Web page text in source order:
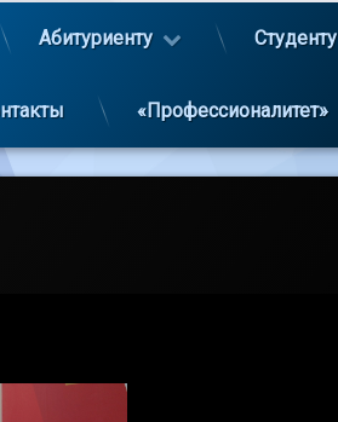
Абитуриенту Студенту
«Профессионалитет»